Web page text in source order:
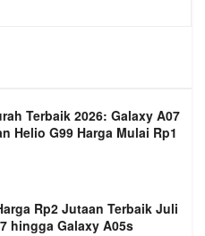
Terbaik 2026: Galaxy A07
Helio G99 Harga Mulai Rp1
Rp2 Jutaan Terbaik Juli
hingga Galaxy A05s